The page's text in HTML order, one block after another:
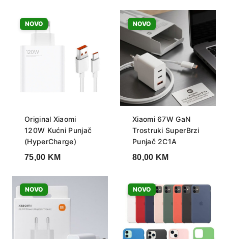
NOVO
Original Xiaomi
120W Kućni Punjač
(HyperCharge)
75,00 KM
NOVO
Xiaomi 67W GaN
Trostruki SuperBrzi
Punjač 2C1A
80,00 KM
NOVO NOVO